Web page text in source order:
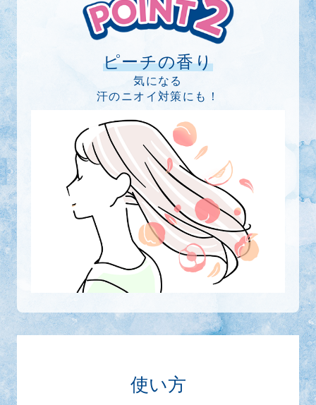
ピーチの香り
気になる
汗のニオイ対策にも！
使い方